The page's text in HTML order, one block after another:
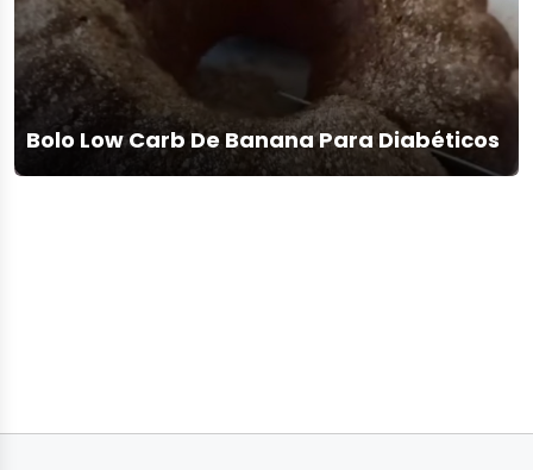
Bolo Low Carb De Banana Para Diabéticos